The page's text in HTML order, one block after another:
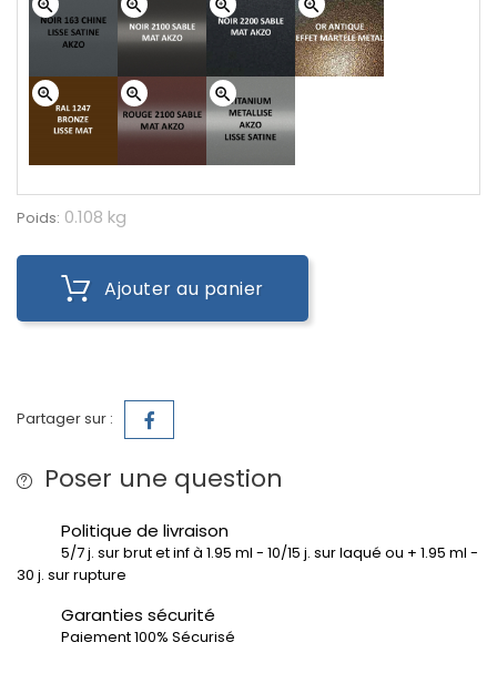
zoom_in zoom_in zoom_in zoom_in
zoom_in zoom_in zoom_in
Poids: 0.108 kg
Ajouter au panier
Partager sur :
Poser une question
Politique de livraison
5/7 j. sur brut et inf à 1.95 ml - 10/15 j. sur laqué ou + 1.95 ml -
30 j. sur rupture
Garanties sécurité
Paiement 100% Sécurisé